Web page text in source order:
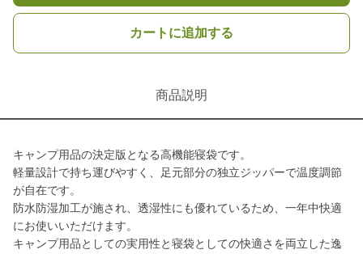
カートに追加する
商品説明
キャンプ用品の決定版となる高機能寝袋です。
軽量設計で持ち運びやすく、足元部分の独立ジッパーで温度調節
が自在です。
防水防湿加工が施され、透湿性にも優れているため、一年中快適
にお使いいただけます。
キャンプ用品としての実用性と寝袋としての快適さを両立した逸